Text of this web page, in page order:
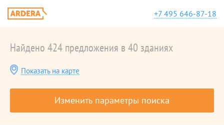
+7 495 646-87-18
Найдено 424 предложения в 40 зданиях
Показать на карте
Изменить параметры поиска